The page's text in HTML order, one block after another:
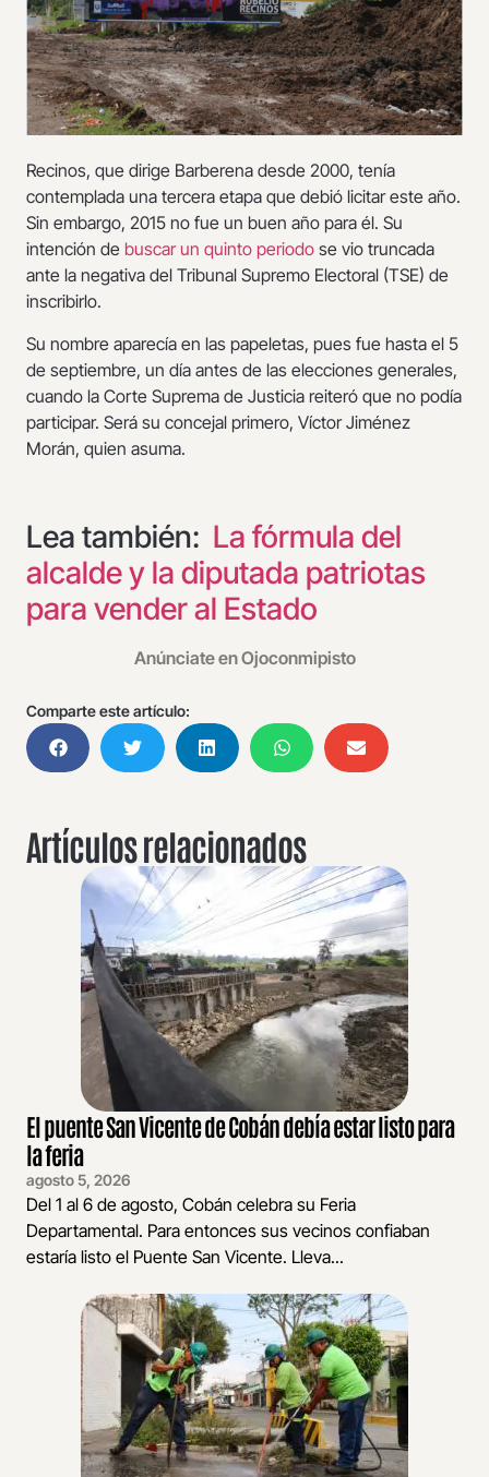
Recinos, que dirige Barberena desde 2000, tenía
contemplada una tercera etapa que debió licitar este año.
Sin embargo, 2015 no fue un buen año para él. Su
intención de buscar un quinto periodo se vio truncada
ante la negativa del Tribunal Supremo Electoral (TSE) de
inscribirlo.
Su nombre aparecía en las papeletas, pues fue hasta el 5
de septiembre, un día antes de las elecciones generales,
cuando la Corte Suprema de Justicia reiteró que no podía
participar. Será su concejal primero, Víctor Jiménez
Morán, quien asuma.
Lea también: La fórmula del
alcalde y la diputada patriotas
para vender al Estado
Anúnciate en Ojoconmipisto
Comparte este artículo:
Artículos relacionados
El puente San Vicente de Cobán debía estar listo para
la feria
agosto 5, 2026
Del 1 al 6 de agosto, Cobán celebra su Feria
Departamental. Para entonces sus vecinos confiaban
estaría listo el Puente San Vicente. Lleva...